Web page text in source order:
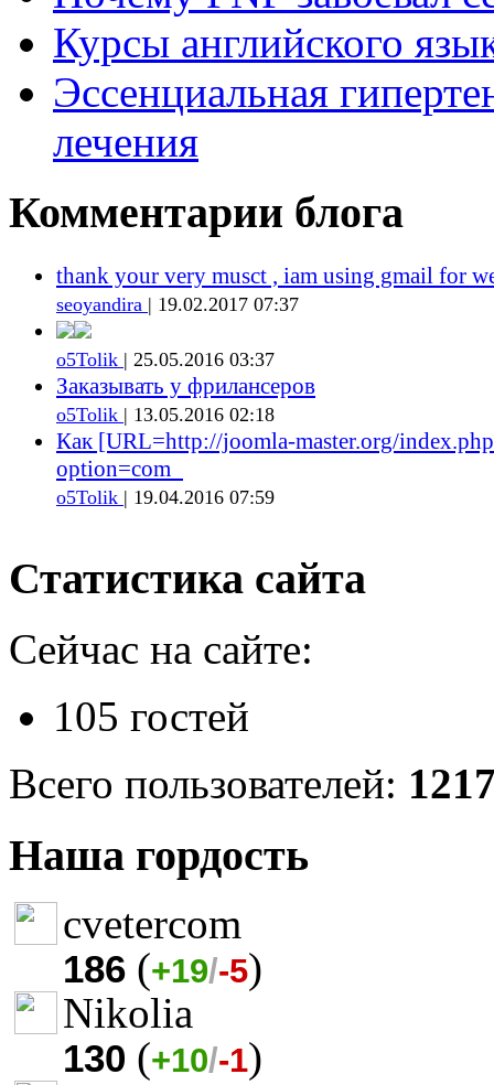
Курсы английского
Эссенциальная
лечения
Комментарии блога
thank your very musct , iam using gmail for
seoyandira | 19.02.2017 07:37
o5Tolik | 25.05.2016 03:37
Заказывать у фрилансеров
o5Tolik | 13.05.2016 02:18
Как [URL=http://joomla-master.org/
option=com_
o5Tolik | 19.04.2016 07:59
Статистика сайта
Сейчас на сайте:
105 гостей
Всего пользователей:
Наша гордость
cvetercom
186 (+19/-5)
Nikolia
130 (+10/-1)